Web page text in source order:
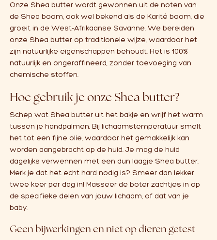
Onze Shea butter wordt gewonnen uit de noten van
de Shea boom, ook wel bekend als de Karité boom, die
groeit in de West-Afrikaanse Savanne. We bereiden
onze Shea butter op traditionele wijze, waardoor het
zijn natuurlijke eigenschappen behoudt. Het is 100%
natuurlijk en ongeraffineerd, zonder toevoeging van
chemische stoffen.
Hoe gebruik je onze Shea butter?
Schep wat Shea butter uit het bakje en wrijf het warm
tussen je handpalmen. Bij lichaamstemperatuur smelt
het tot een fijne olie, waardoor het gemakkelijk kan
worden aangebracht op de huid. Je mag de huid
dagelijks verwennen met een dun laagje Shea butter.
Merk je dat het echt hard nodig is? Smeer dan lekker
twee keer per dag in! Masseer de boter zachtjes in op
de specifieke delen van jouw lichaam, of dat van je
baby.
Geen bijwerkingen en niet op dieren getest